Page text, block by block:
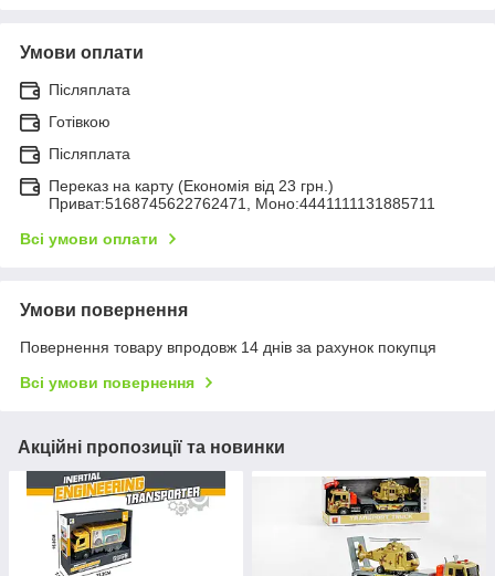
Умови оплати
Післяплата
Готівкою
Післяплата
Переказ на карту (Економія від 23 грн.)
Приват:5168745622762471, Моно:4441111131885711
Всі умови оплати
Умови повернення
Повернення товару впродовж 14 днів за рахунок покупця
Всі умови повернення
Акційні пропозиції та новинки